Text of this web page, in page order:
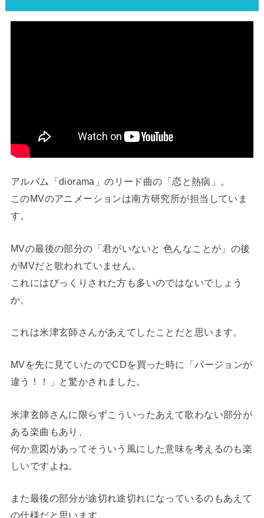
アルバム「diorama」のリード曲の「恋と熱病」。
このMVのアニメーションは南方研究所が担当していま
す。
MVの最後の部分の「君がいないと 色んなことが」の後
がMVだと歌われていません。
これにはびっくりされた方も多いのではないでしょう
か。
これは米津玄師さんがあえてしたことだと思います。
MVを先に見ていたのでCDを買った時に「バージョンが
違う！！」と驚かされました。
米津玄師さんに限らずこういったあえて歌わない部分が
ある楽曲もあり、
何か意図があってそういう風にした意味を考えるのも楽
しいですよね。
また最後の部分が途切れ途切れになっているのもあえて
の仕様だと思います。